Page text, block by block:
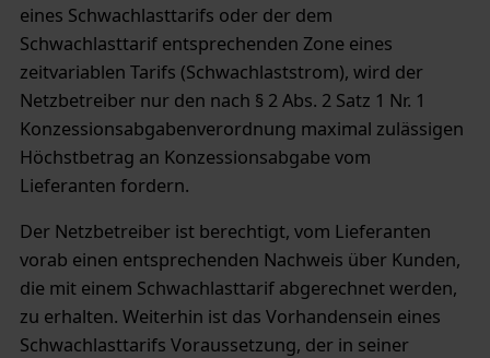
eines Schwachlasttarifs oder der dem
Schwachlasttarif entsprechenden Zone eines
zeitvariablen Tarifs (Schwachlaststrom), wird der
Netzbetreiber nur den nach § 2 Abs. 2 Satz 1 Nr. 1
Konzessionsabgabenverordnung maximal zulässigen
Höchstbetrag an Konzessionsabgabe vom
Lieferanten fordern.
Der Netzbetreiber ist berechtigt, vom Lieferanten
vorab einen entsprechenden Nachweis über Kunden,
die mit einem Schwachlasttarif abgerechnet werden,
zu erhalten. Weiterhin ist das Vorhandensein eines
Schwachlasttarifs Voraussetzung, der in seiner